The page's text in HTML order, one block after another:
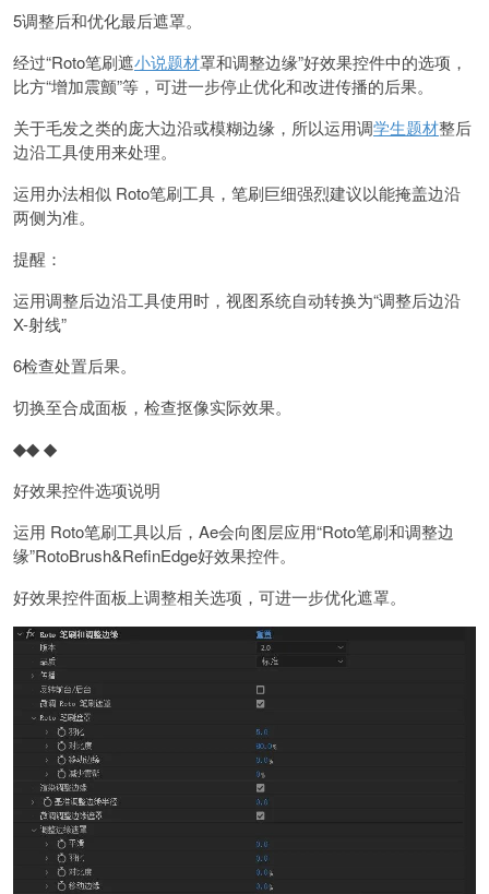
5调整后和优化最后遮罩。
经过“Roto笔刷遮小说题材罩和调整边缘”好效果控件中的选项，
比方“增加震颤”等，可进一步停止优化和改进传播的后果。
关于毛发之类的庞大边沿或模糊边缘，所以运用调学生题材整后
边沿工具使用来处理。
运用办法相似 Roto笔刷工具，笔刷巨细强烈建议以能掩盖边沿
两侧为准。
提醒：
运用调整后边沿工具使用时，视图系统自动转换为“调整后边沿
X-射线”
6检查处置后果。
切换至合成面板，检查抠像实际效果。
◆◆ ◆
好效果控件选项说明
运用 Roto笔刷工具以后，Ae会向图层应用“Roto笔刷和调整边
缘”RotoBrush&RefinEdge好效果控件。
好效果控件面板上调整相关选项，可进一步优化遮罩。